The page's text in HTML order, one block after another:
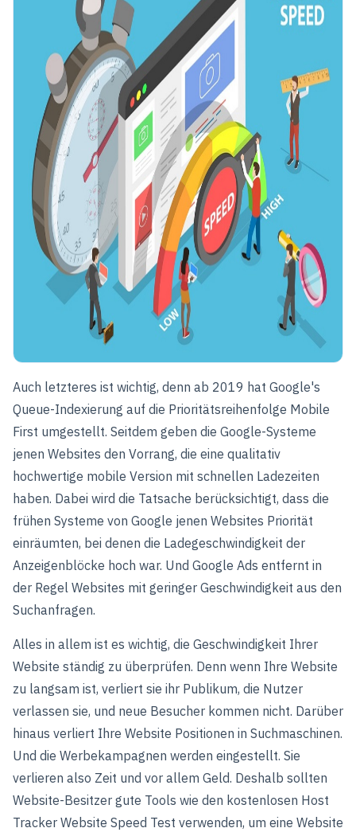
Auch letzteres ist wichtig, denn ab 2019 hat Google's
Queue-Indexierung auf die Prioritätsreihenfolge Mobile
First umgestellt. Seitdem geben die Google-Systeme
jenen Websites den Vorrang, die eine qualitativ
hochwertige mobile Version mit schnellen Ladezeiten
haben. Dabei wird die Tatsache berücksichtigt, dass die
frühen Systeme von Google jenen Websites Priorität
einräumten, bei denen die Ladegeschwindigkeit der
Anzeigenblöcke hoch war. Und Google Ads entfernt in
der Regel Websites mit geringer Geschwindigkeit aus den
Suchanfragen.
Alles in allem ist es wichtig, die Geschwindigkeit Ihrer
Website ständig zu überprüfen. Denn wenn Ihre Website
zu langsam ist, verliert sie ihr Publikum, die Nutzer
verlassen sie, und neue Besucher kommen nicht. Darüber
hinaus verliert Ihre Website Positionen in Suchmaschinen.
Und die Werbekampagnen werden eingestellt. Sie
verlieren also Zeit und vor allem Geld. Deshalb sollten
Website-Besitzer gute Tools wie den kostenlosen Host
Tracker Website Speed Test verwenden, um eine Website